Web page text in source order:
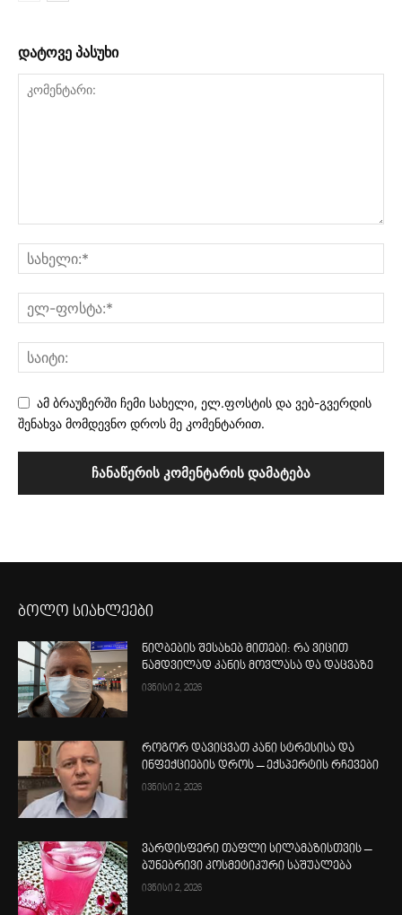
დატოვე პასუხი
ამ ბრაუზერში ჩემი სახელი, ელ.ფოსტის და ვებ-გვერდის
შენახვა მომდევნო დროს მე კომენტარით.
ბოლო სიახლეები
ნიღბების შესახებ მითები: რა ვიცით
ნამდვილად კანის მოვლასა და დაცვაზე
ივნისი 2, 2026
როგორ დავიცვათ კანი სტრესისა და
ინფექციების დროს – ექსპერტის რჩევები
ივნისი 2, 2026
ვარდისფერი თაფლი სილამაზისთვის –
ბუნებრივი კოსმეტიკური საშუალება
ივნისი 2, 2026